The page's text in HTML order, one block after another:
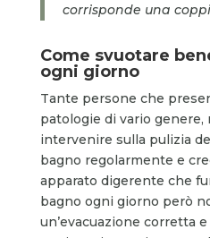
corrisponde una
Come svuotare
ogni giorno
Tante persone che
patologie di vario genere,
intervenire sulla pulizia
bagno regolarmente e
apparato digerente che
bagno ogni giorno però
un’evacuazione corretta